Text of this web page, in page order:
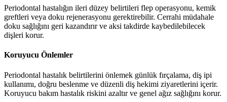
Periodontal hastalığın ileri düzey belirtileri flep operasyonu, kemik
greftleri veya doku rejenerasyonu gerektirebilir. Cerrahi müdahale
doku sağlığını geri kazandırır ve aksi takdirde kaybedilebilecek
dişleri korur.
Koruyucu Önlemler
Periodontal hastalık belirtilerini önlemek günlük fırçalama, diş ipi
kullanımı, doğru beslenme ve düzenli diş hekimi ziyaretlerini içerir.
Koruyucu bakım hastalık riskini azaltır ve genel ağız sağlığını korur.